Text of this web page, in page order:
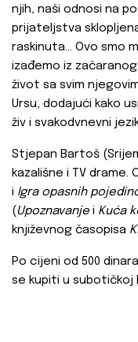
njih, naši odnosi na
prijateljstva
raskinuta... Ovo smo
izađemo iz
život sa svim
Ursu, dodajući kako
živ i svakodvnevni
Stjepan Bartoš
kazališne i TV drame.
i Igra opasnih
(Upoznavanje i Kuća
književnog časopisa
Po cijeni od 500
se kupiti u subotičkoj